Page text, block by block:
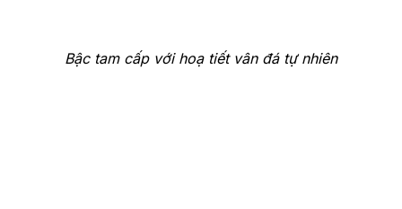
Bậc tam cấp với hoạ tiết vân đá tự nhiên